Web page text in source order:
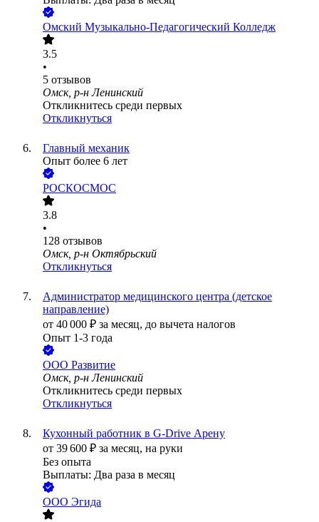
Омский Музыкально-Педагогический Колледж
3.5
•
5 отзывов
Омск, р-н Ленинский
Откликнитесь среди первых
Откликнуться
Главный механик
Опыт более 6 лет
РОСКОСМОС
3.8
•
128 отзывов
Омск, р-н Октябрьский
Откликнуться
Администратор медицинского центра (детское
направление)
от 40 000 ₽ за месяц, до вычета налогов
Опыт 1-3 года
ООО Развитие
Омск, р-н Ленинский
Откликнитесь среди первых
Откликнуться
Кухонный работник в G-Drive Арену
от 39 600 ₽ за месяц, на руки
Без опыта
Выплаты: Два раза в месяц
ООО Эгида